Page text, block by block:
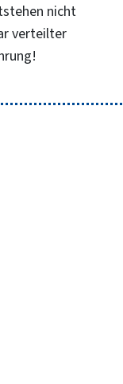
nicht
verteilter